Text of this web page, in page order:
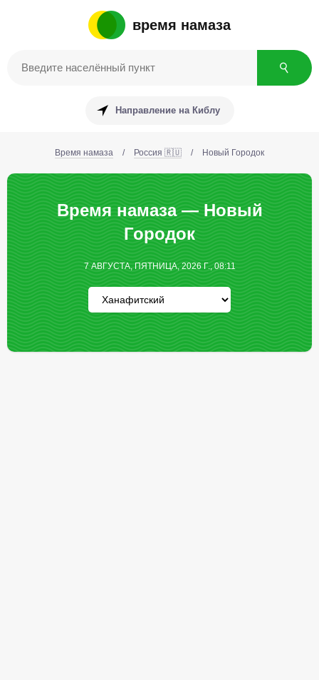
время намаза
Направление на Киблу
Время намаза / Россия 🇷🇺 / Новый Городок
Время намаза — Новый
Городок
7 АВГУСТА, ПЯТНИЦА, 2026 Г., 08:11